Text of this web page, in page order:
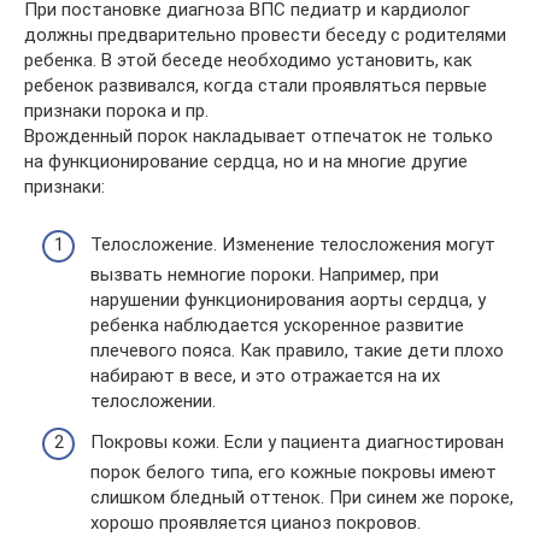
При постановке диагноза ВПС педиатр и кардиолог
должны предварительно провести беседу с родителями
ребенка. В этой беседе необходимо установить, как
ребенок развивался, когда стали проявляться первые
признаки порока и пр.
Врожденный порок накладывает отпечаток не только
на функционирование сердца, но и на многие другие
признаки:
Телосложение. Изменение телосложения могут
вызвать немногие пороки. Например, при
нарушении функционирования аорты сердца, у
ребенка наблюдается ускоренное развитие
плечевого пояса. Как правило, такие дети плохо
набирают в весе, и это отражается на их
телосложении.
Покровы кожи. Если у пациента диагностирован
порок белого типа, его кожные покровы имеют
слишком бледный оттенок. При синем же пороке,
хорошо проявляется цианоз покровов.